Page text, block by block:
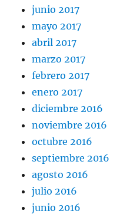
junio 2017
mayo 2017
abril 2017
marzo 2017
febrero 2017
enero 2017
diciembre 2016
noviembre 2016
octubre 2016
septiembre 2016
agosto 2016
julio 2016
junio 2016